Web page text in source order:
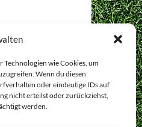
Technologien wie Cookies, um
Wenn du diesen
oder eindeutige IDs auf
nicht erteilst oder zurückziehst,
werden.